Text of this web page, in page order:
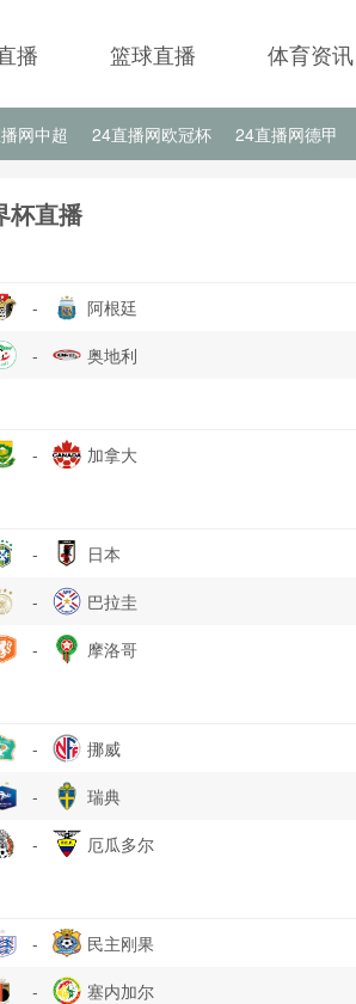
播 篮球直播 体育资讯
网中超 24直播网欧冠杯 24直播网德甲
杯直播
- 阿根廷
- 奥地利
- 加拿大
- 日本
- 巴拉圭
- 摩洛哥
- 挪威
- 瑞典
- 厄瓜多尔
- 民主刚果
- 塞内加尔